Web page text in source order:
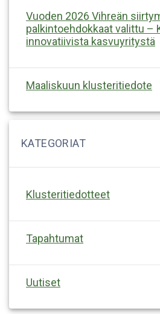
Vuoden 2026 Vihreän
palkintoehdokkaat valittu –
innovatiivista kasvuyritystä
Maaliskuun klusteritiedote
Klusteritiedotteet
Tapahtumat
Uutiset